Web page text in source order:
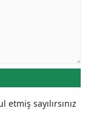
Sinop
etmiş sayılırsınız